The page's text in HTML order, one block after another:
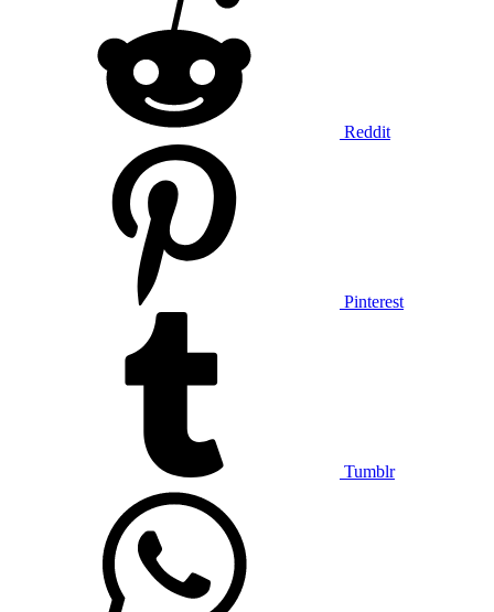
Reddit
Pinterest
Tumblr